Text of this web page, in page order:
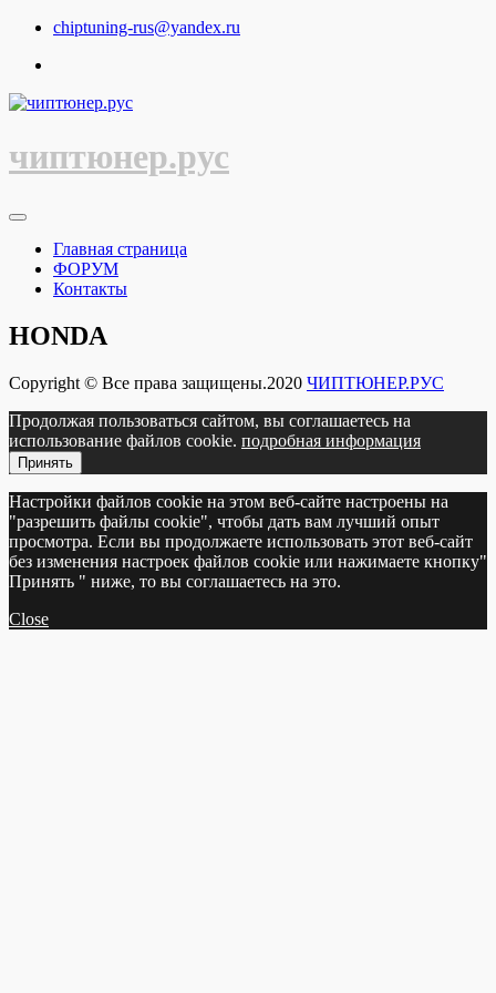
Перейти
содержимому
chiptuning-rus@yandex.ru
чиптюнер.рус
Главная страница
ФОРУМ
Контакты
HONDA
Copyright © Все права защищены.2020 ЧИПТЮНЕР.РУС
Продолжая пользоваться сайтом, вы соглашаетесь на
использование файлов cookie. подробная информация
Принять
Настройки файлов cookie на этом веб-сайте настроены на
"разрешить файлы cookie", чтобы дать вам лучший опыт
просмотра. Если вы продолжаете использовать этот веб-сайт
без изменения настроек файлов cookie или нажимаете кнопку"
Принять " ниже, то вы соглашаетесь на это.
Close